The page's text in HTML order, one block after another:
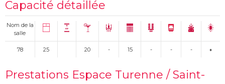
Capacité détaillée
Nom de la
salle
78 25 20 - 15 - - -
Prestations Espace Turenne / Saint-